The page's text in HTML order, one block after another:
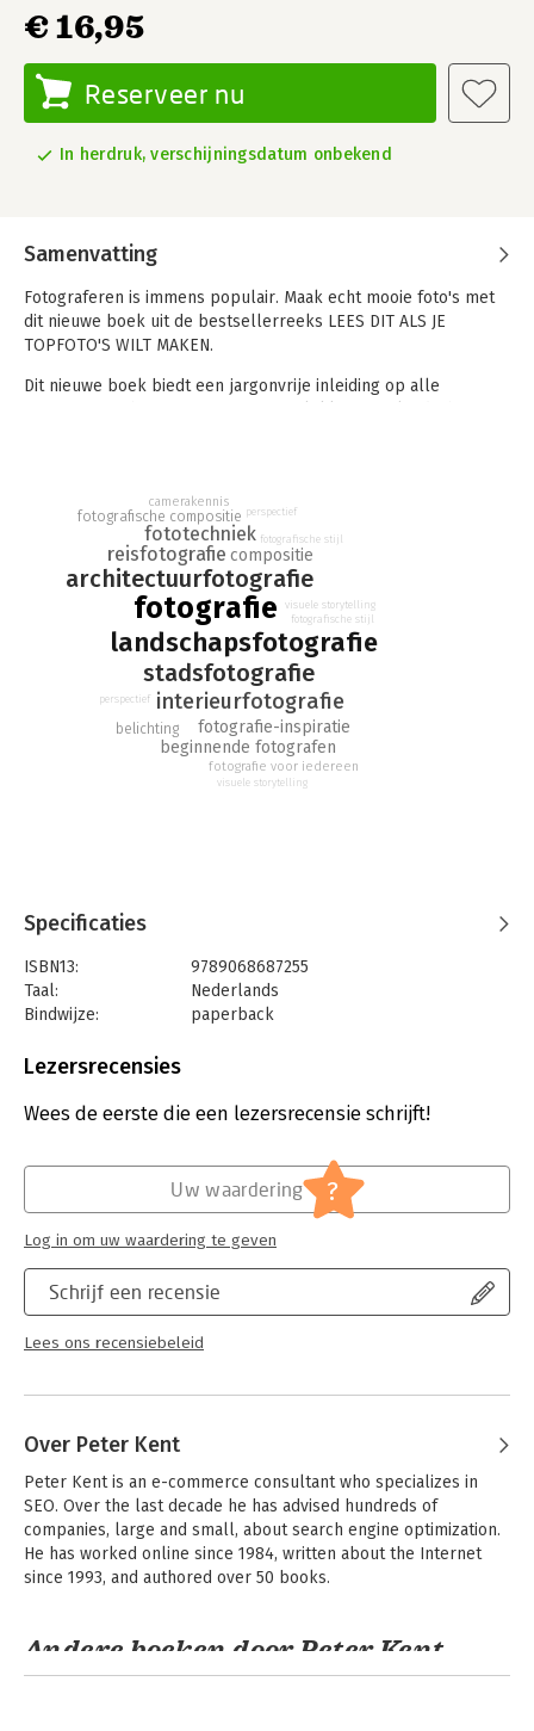
€ 16,95
Reserveer nu
In herdruk, verschijningsdatum onbekend
Samenvatting
Fotograferen is immens populair. Maak echt mooie foto's met
dit nieuwe boek uit de bestsellerreeks LEES DIT ALS JE
TOPFOTO'S WILT MAKEN.
Dit nieuwe boek biedt een jargonvrije inleiding op alle
liggen of wat je niveau is. Deze onmisbare gids toont je alle
essentiële technieken en verschaft je inzicht in het werk van
erkende fotografen. Aan de hand van dit toegankelijke boek
vol praktische tips en iconische foto's leer je veelzeggende
foto's te maken van de plekken die het belangrijkst voor je
fotografie
landschapsfotografie
stadsfotografie
architectuurfotografie
interieurfotografie
reisfotografie
fototechniek
compositie
fotografie-inspiratie
beginnende fotografen
belichting
fotografische compositie
camerakennis
fotografie voor iedereen
fotografische stijl
visuele storytelling
perspectief
fotografische stijl
visuele storytelling
perspectief
Specificaties
ISBN13:
9789068687255
Taal:
Nederlands
Bindwijze:
paperback
Uitgever:
Verschijningsdatum:
16-12-2017
IT-management / ICT
Lees dit
Lezersrecensies
Wees de eerste die een lezersrecensie schrijft!
Schrijf een recensie
Lees ons recensiebeleid
Uw waardering ?
Log in om uw waardering te geven
Over Peter Kent
Peter Kent is an e-commerce consultant who specializes in
SEO. Over the last decade he has advised hundreds of
companies, large and small, about search engine optimization.
He has worked online since 1984, written about the Internet
since 1993, and authored over 50 books.
Andere boeken door Peter Kent